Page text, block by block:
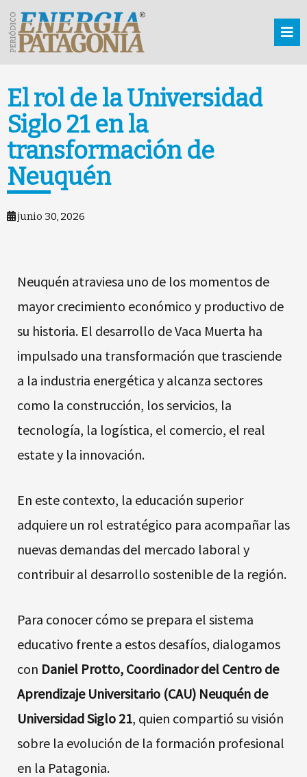
El rol de la Universidad
Siglo 21 en la
transformación de
Neuquén
junio 30, 2026
Neuquén atraviesa uno de los momentos de
mayor crecimiento económico y productivo de
su historia. El desarrollo de Vaca Muerta ha
impulsado una transformación que trasciende
a la industria energética y alcanza sectores
como la construcción, los servicios, la
tecnología, la logística, el comercio, el real
estate y la innovación.
En este contexto, la educación superior
adquiere un rol estratégico para acompañar las
nuevas demandas del mercado laboral y
contribuir al desarrollo sostenible de la región.
Para conocer cómo se prepara el sistema
educativo frente a estos desafíos, dialogamos
con Daniel Protto, Coordinador del Centro de
Aprendizaje Universitario (CAU) Neuquén de
Universidad Siglo 21, quien compartió su visión
sobre la evolución de la formación profesional
en la Patagonia.